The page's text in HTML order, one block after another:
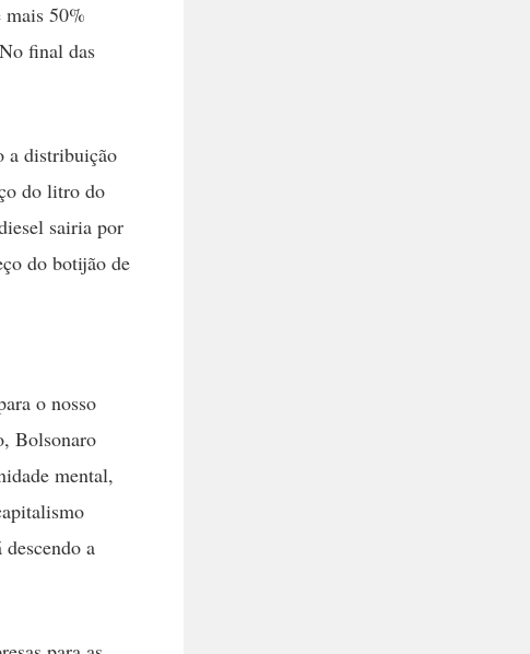
50%
final das
a distribuição
do litro do
sairia por
do botijão de
o nosso
Bolsonaro
mental,
a